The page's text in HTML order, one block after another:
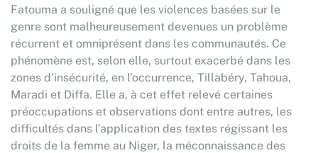
Fatouma a souligné que les violences basées sur le
genre sont malheureusement devenues un problème
récurrent et omniprésent dans les communautés. Ce
phénomène est, selon elle, surtout exacerbé dans les
zones d’insécurité, en l’occurrence, Tillabéry, Tahoua,
Maradi et Diffa. Elle a, à cet effet relevé certaines
préoccupations et observations dont entre autres, les
difficultés dans l’application des textes régissant les
droits de la femme au Niger, la méconnaissance des